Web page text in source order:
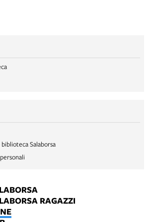
Salaborsa
RAGAZZI